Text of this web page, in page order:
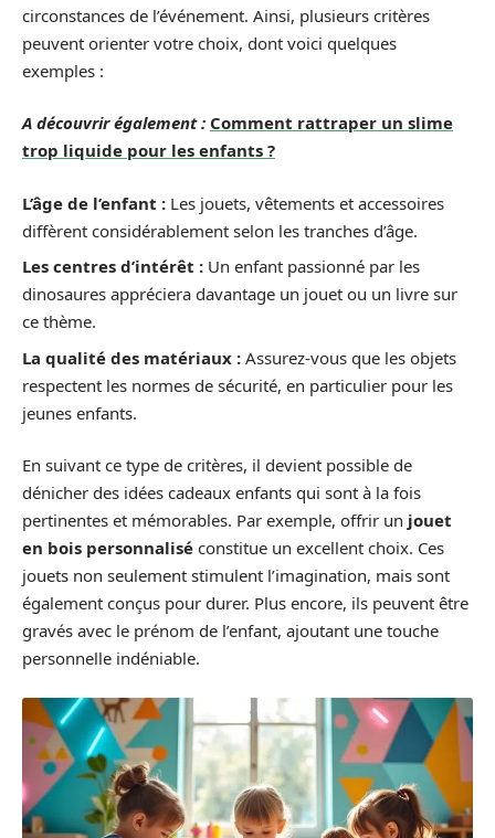
circonstances de l’événement. Ainsi, plusieurs critères
peuvent orienter votre choix, dont voici quelques
exemples :
A découvrir également : Comment rattraper un slime
trop liquide pour les enfants ?
L’âge de l’enfant : Les jouets, vêtements et accessoires
diffèrent considérablement selon les tranches d’âge.
Les centres d’intérêt : Un enfant passionné par les
dinosaures appréciera davantage un jouet ou un livre sur
ce thème.
La qualité des matériaux : Assurez-vous que les objets
respectent les normes de sécurité, en particulier pour les
jeunes enfants.
En suivant ce type de critères, il devient possible de
dénicher des idées cadeaux enfants qui sont à la fois
pertinentes et mémorables. Par exemple, offrir un jouet
en bois personnalisé constitue un excellent choix. Ces
jouets non seulement stimulent l’imagination, mais sont
également conçus pour durer. Plus encore, ils peuvent être
gravés avec le prénom de l’enfant, ajoutant une touche
personnelle indéniable.